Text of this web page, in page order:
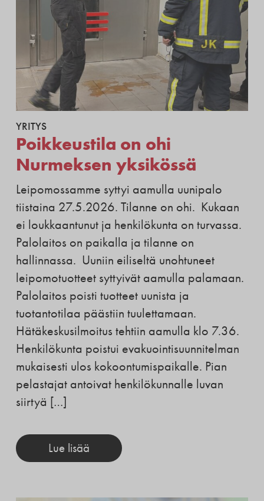
YRITYS
Poikkeustila on ohi
Nurmeksen yksikössä
Leipomossamme syttyi aamulla uunipalo
tiistaina 27.5.2026. Tilanne on ohi. Kukaan
ei loukkaantunut ja henkilökunta on turvassa.
Palolaitos on paikalla ja tilanne on
hallinnassa. Uuniin eiliseltä unohtuneet
leipomotuotteet syttyivät aamulla palamaan.
Palolaitos poisti tuotteet uunista ja
tuotantotilaa päästiin tuulettamaan.
Hätäkeskusilmoitus tehtiin aamulla klo 7.36.
Henkilökunta poistui evakuointisuunnitelman
mukaisesti ulos kokoontumispaikalle. Pian
pelastajat antoivat henkilökunnalle luvan
siirtyä […]
Lue lisää